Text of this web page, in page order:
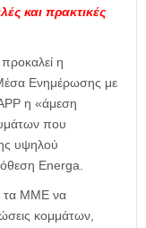
και πρακτικές
η
Ενημέρωσης με
η «άμεση
που
υψηλού
Energa.
τα ΜΜΕ να
κομμάτων,